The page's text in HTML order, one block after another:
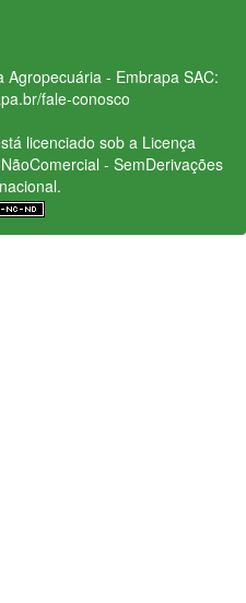
Agropecuária - Embrapa SAC:
fale-conosco
licenciado sob a Licença
- SemDerivações